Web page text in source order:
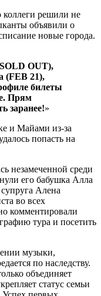
решили не
объявили о
новые города.
OUT),
(FEB 21),
билеты
Прям
заранее!»
и Майами из-за
попасть на
незамеченной среди
его бабушка Алла
Алена
во всех
комментировали
тура и посетить
музыки,
по наследству.
объединяет
статус семьи